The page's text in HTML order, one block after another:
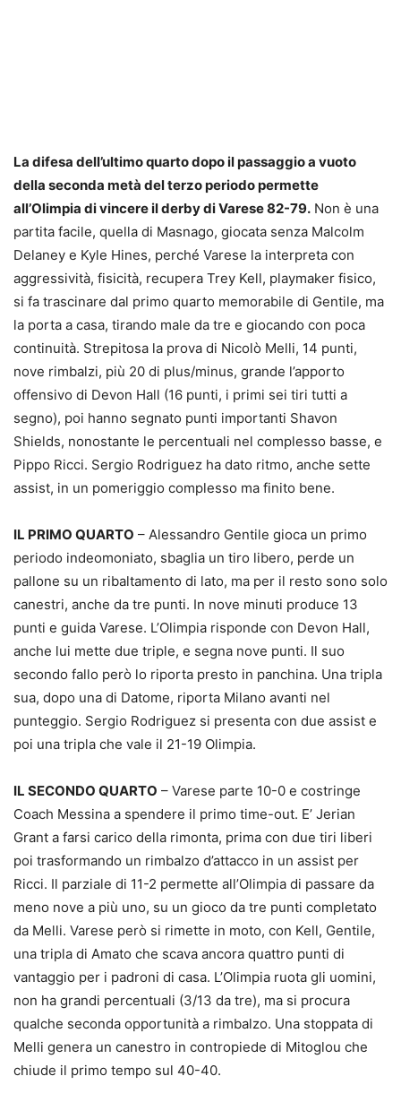
La difesa dell’ultimo quarto dopo il passaggio a vuoto
della seconda metà del terzo periodo permette
all’Olimpia di vincere il derby di Varese 82-79. Non è una
partita facile, quella di Masnago, giocata senza Malcolm
Delaney e Kyle Hines, perché Varese la interpreta con
aggressività, fisicità, recupera Trey Kell, playmaker fisico,
si fa trascinare dal primo quarto memorabile di Gentile, ma
la porta a casa, tirando male da tre e giocando con poca
continuità. Strepitosa la prova di Nicolò Melli, 14 punti,
nove rimbalzi, più 20 di plus/minus, grande l’apporto
offensivo di Devon Hall (16 punti, i primi sei tiri tutti a
segno), poi hanno segnato punti importanti Shavon
Shields, nonostante le percentuali nel complesso basse, e
Pippo Ricci. Sergio Rodriguez ha dato ritmo, anche sette
assist, in un pomeriggio complesso ma finito bene.
IL PRIMO QUARTO – Alessandro Gentile gioca un primo
periodo indeomoniato, sbaglia un tiro libero, perde un
pallone su un ribaltamento di lato, ma per il resto sono solo
canestri, anche da tre punti. In nove minuti produce 13
punti e guida Varese. L’Olimpia risponde con Devon Hall,
anche lui mette due triple, e segna nove punti. Il suo
secondo fallo però lo riporta presto in panchina. Una tripla
sua, dopo una di Datome, riporta Milano avanti nel
punteggio. Sergio Rodriguez si presenta con due assist e
poi una tripla che vale il 21-19 Olimpia.
IL SECONDO QUARTO – Varese parte 10-0 e costringe
Coach Messina a spendere il primo time-out. E’ Jerian
Grant a farsi carico della rimonta, prima con due tiri liberi
poi trasformando un rimbalzo d’attacco in un assist per
Ricci. Il parziale di 11-2 permette all’Olimpia di passare da
meno nove a più uno, su un gioco da tre punti completato
da Melli. Varese però si rimette in moto, con Kell, Gentile,
una tripla di Amato che scava ancora quattro punti di
vantaggio per i padroni di casa. L’Olimpia ruota gli uomini,
non ha grandi percentuali (3/13 da tre), ma si procura
qualche seconda opportunità a rimbalzo. Una stoppata di
Melli genera un canestro in contropiede di Mitoglou che
chiude il primo tempo sul 40-40.